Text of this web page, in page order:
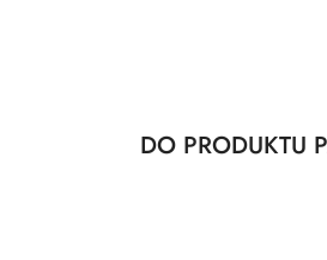
Pomiń karuzelę produktów
Produkty
DO PRODUKTU